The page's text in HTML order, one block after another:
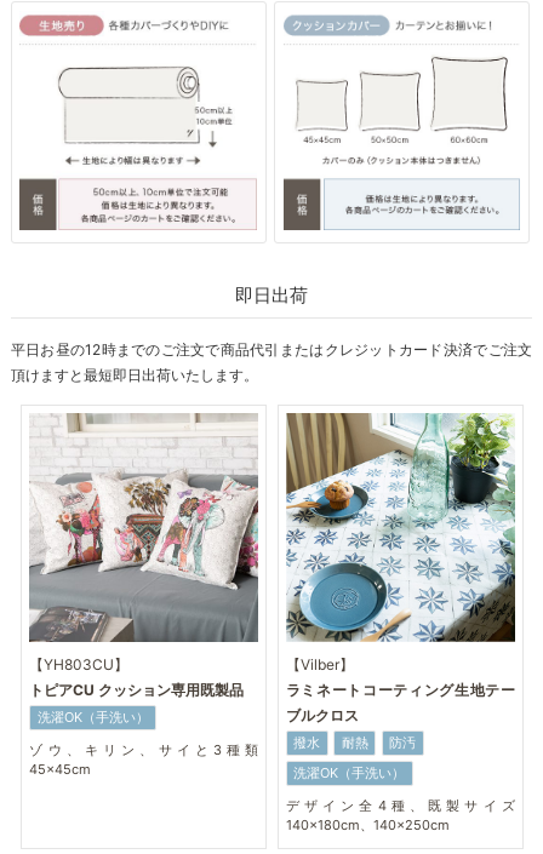
即日出荷
平日お昼の12時までのご注文で商品代引またはクレジットカード決済でご注文
頂けますと最短即日出荷いたします。
【YH803CU】
トピアCU クッション専用既製品
洗濯OK（手洗い）
ゾウ、キリン、サイと3種類
45×45cm
【Vilber】
ラミネートコーティング生地テー
ブルクロス
撥水 耐熱
防汚
洗濯OK（手洗い）
デザイン全4種、既製サイズ
140×180cm、140×250cm